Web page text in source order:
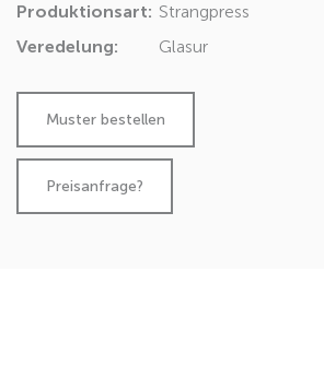
Produktionsart: Strangpress
Veredelung:
Glasur
Preisanfrage?